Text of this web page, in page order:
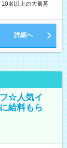
10名以上の大量募
詳細へ
☆人気イ
給料もら